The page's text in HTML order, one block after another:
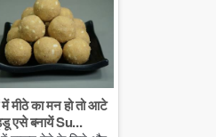
में मीठे का मन हो तो आटे
एसे बनायें Su...